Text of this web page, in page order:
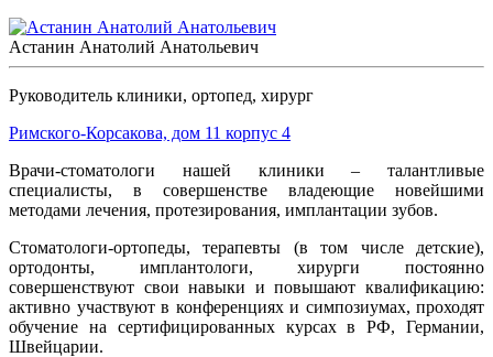
Астанин Анатолий Анатольевич
Руководитель клиники, ортопед, хирург
Римского-Корсакова, дом 11 корпус 4
Врачи-стоматологи нашей клиники – талантливые
специалисты, в совершенстве владеющие новейшими
методами лечения, протезирования, имплантации зубов.
Стоматологи-ортопеды, терапевты (в том числе детские),
ортодонты, имплантологи, хирурги постоянно
совершенствуют свои навыки и повышают квалификацию:
активно участвуют в конференциях и симпозиумах, проходят
обучение на сертифицированных курсах в РФ, Германии,
Швейцарии.